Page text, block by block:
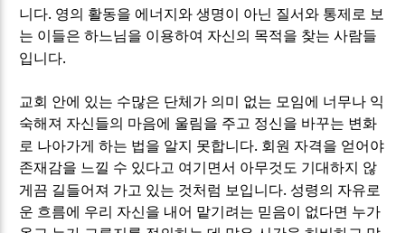
니다. 영의 활동을 에너지와 생명이 아닌 질서와 통제로 보
는 이들은 하느님을 이용하여 자신의 목적을 찾는 사람들
입니다.
교회 안에 있는 수많은 단체가 의미 없는 모임에 너무나 익
숙해져 자신들의 마음에 울림을 주고 정신을 바꾸는 변화
로 나아가게 하는 법을 알지 못합니다. 회원 자격을 얻어야
존재감을 느낄 수 있다고 여기면서 아무것도 기대하지 않
게끔 길들어져 가고 있는 것처럼 보입니다. 성령의 자유로
운 흐름에 우리 자신을 내어 맡기려는 믿음이 없다면 누가